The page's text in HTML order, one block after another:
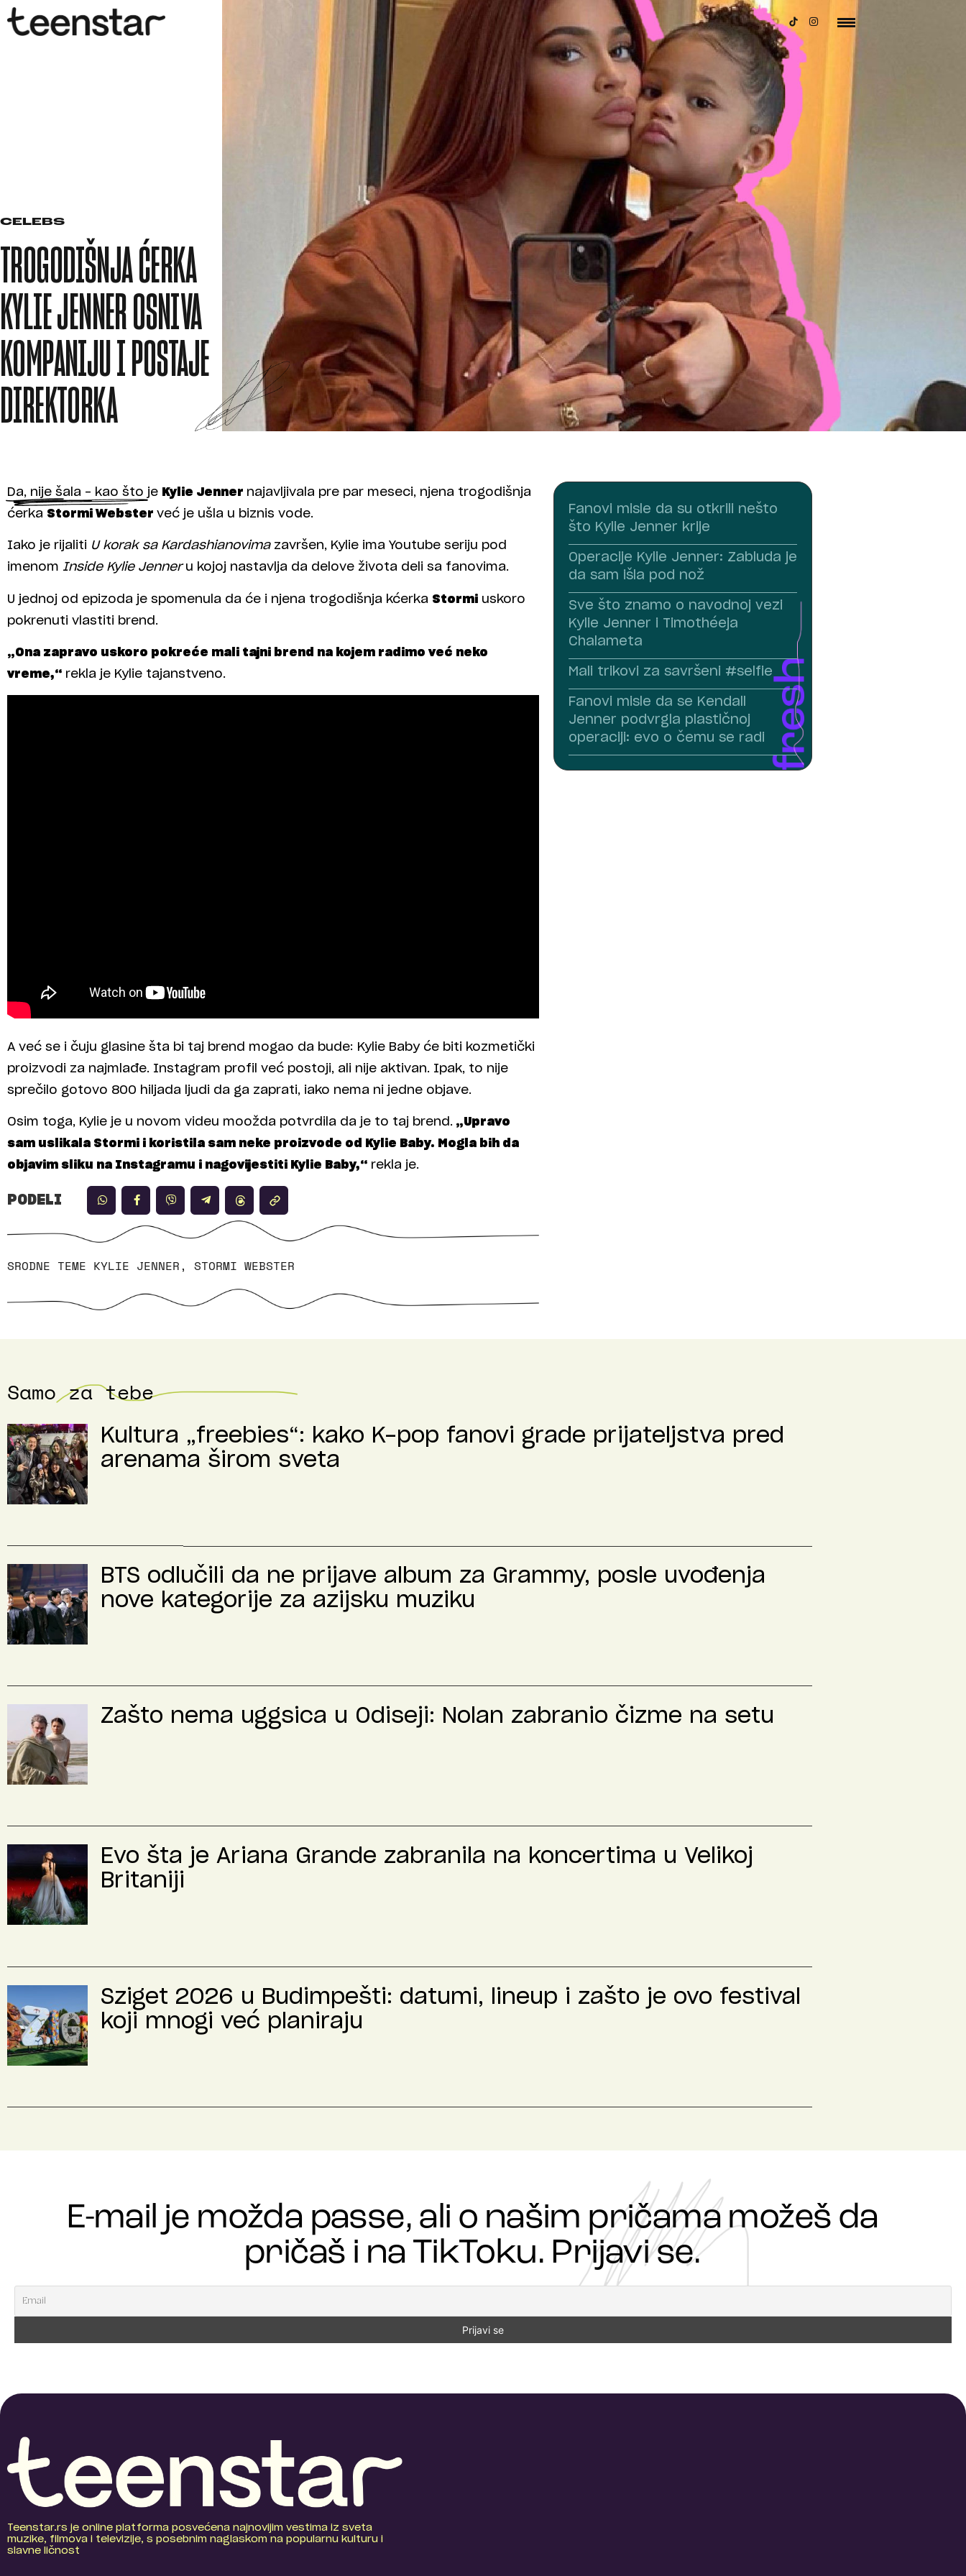
CELEBS
TROGODIŠNJA ĆERKA
KYLIE JENNER OSNIVA
KOMPANIJU I POSTAJE
DIREKTORKA
Da, nije šala – kao što je Kylie Jenner najavljivala pre par meseci, njena trogodišnja
ćerka Stormi Webster već je ušla u biznis vode.
Iako je rijaliti U korak sa Kardashianovima završen, Kylie ima Youtube seriju pod
imenom Inside Kylie Jenneru kojoj nastavlja da delove života deli sa fanovima.
U jednoj od epizoda je spomenula da će i njena trogodišnja kćerka Stormi uskoro
pokrenuti vlastiti brend.
„Ona zapravo uskoro pokreće mali tajni brend na kojem radimo već neko
vreme,“ rekla je Kylie tajanstveno.
A već se i čuju glasine šta bi taj brend mogao da bude: Kylie Baby će biti kozmetički
proizvodi za najmlađe. Instagram profil već postoji, ali nije aktivan. Ipak, to nije
sprečilo gotovo 800 hiljada ljudi da ga zaprati, iako nema ni jedne objave.
Osim toga, Kylie je u novom videu moožda potvrdila da je to taj brend. „Upravo
sam uslikala Stormi i koristila sam neke proizvode od Kylie Baby. Mogla bih da
objavim sliku na Instagramu i nagovijestiti Kylie Baby,“ rekla je.
PODELI
SRODNE TEME KYLIE JENNER, STORMI WEBSTER
Fanovi misle da su otkrili nešto
što Kylie Jenner krije
Operacije Kylie Jenner: Zabluda je
da sam išla pod nož
Sve što znamo o navodnoj vezi
Kylie Jenner i Timothéeja
Chalameta
Mali trikovi za savršeni #selfie
Fanovi misle da se Kendall
Jenner podvrgla plastičnoj
operaciji: evo o čemu se radi
Samo za tebe
Kultura „freebies“: kako K-pop fanovi grade prijateljstva pred
arenama širom sveta
BTS odlučili da ne prijave album za Grammy, posle uvođenja
nove kategorije za azijsku muziku
Zašto nema uggsica u Odiseji: Nolan zabranio čizme na setu
Evo šta je Ariana Grande zabranila na koncertima u Velikoj
Britaniji
Sziget 2026 u Budimpešti: datumi, lineup i zašto je ovo festival
koji mnogi već planiraju
E-mail je možda passe, ali o našim pričama možeš da
pričaš i na TikToku. Prijavi se.
Teenstar.rs je online platforma posvećena najnovijim vestima iz sveta
muzike, filmova i televizije, s posebnim naglaskom na popularnu kulturu i
slavne ličnost